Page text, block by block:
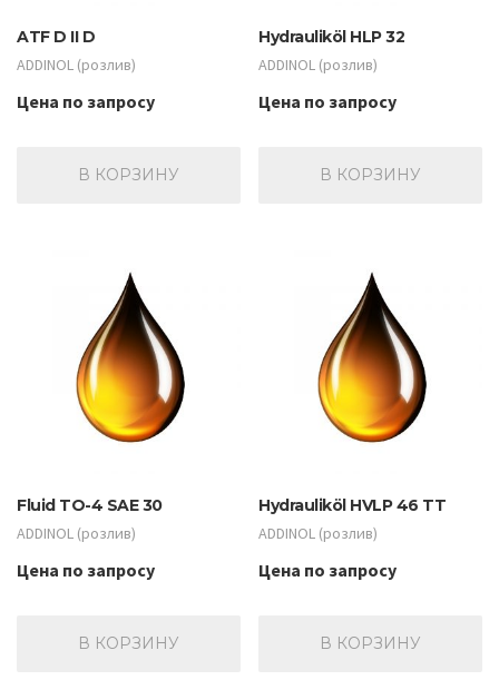
ATF D II D
ADDINOL (розлив)
Цена по запросу
В КОРЗИНУ
Hydrauliköl HLP 32
ADDINOL (розлив)
Цена по запросу
В КОРЗИНУ
Fluid TO-4 SAE 30
ADDINOL (розлив)
Цена по запросу
В КОРЗИНУ
Hydrauliköl HVLP 46 TT
ADDINOL (розлив)
Цена по запросу
В КОРЗИНУ